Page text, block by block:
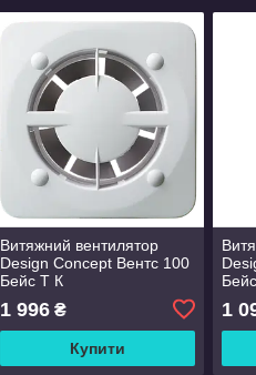
Витяжний вентилятор
Design Concept Вентс 100
Бейс Т К
1 996₴
Купити
1